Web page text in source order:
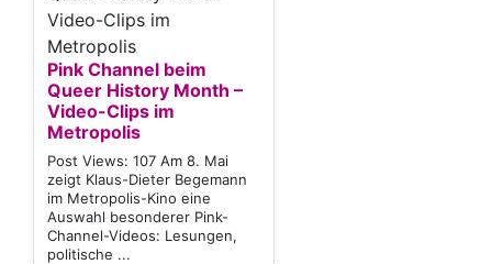
Pink Channel beim
Queer History Month –
Video-Clips im
Metropolis
Post Views: 107 Am 8. Mai
zeigt Klaus-Dieter Begemann
im Metropolis-Kino eine
Auswahl besonderer Pink-
Channel-Videos: Lesungen,
politische ...